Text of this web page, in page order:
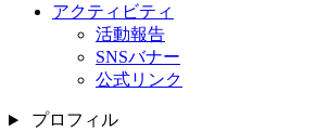
アクティビティ
活動報告
SNSバナー
公式リンク
プロフィル